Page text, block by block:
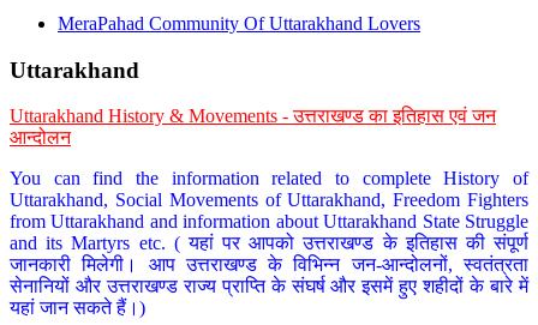
MeraPahad Community Of Uttarakhand Lovers
Uttarakhand
Uttarakhand History & Movements - उत्तराखण्ड का इतिहास एवं जन
आन्दोलन
You can find the information related to complete History of
Uttarakhand, Social Movements of Uttarakhand, Freedom Fighters
from Uttarakhand and information about Uttarakhand State Struggle
and its Martyrs etc. ( यहां पर आपको उत्तराखण्ड के इतिहास की संपूर्ण
जानकारी मिलेगी। आप उत्तराखण्ड के विभिन्न जन-आन्दोलनों, स्वतंत्रता
सेनानियों और उत्तराखण्ड राज्य प्राप्ति के संघर्ष और इसमें हुए शहीदों के बारे में
यहां जान सकते हैं।)